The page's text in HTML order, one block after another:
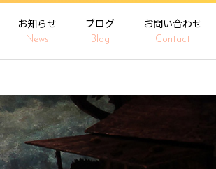
お知らせ
News
ブログ
Blog
お問い合わせ
Contact